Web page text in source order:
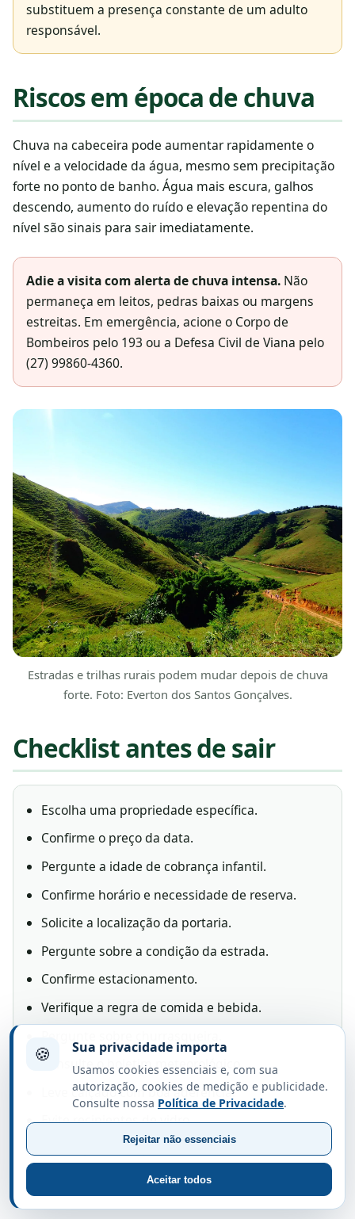
substituem a presença constante de um adulto
responsável.
Riscos em época de chuva
Chuva na cabeceira pode aumentar rapidamente o
nível e a velocidade da água, mesmo sem precipitação
forte no ponto de banho. Água mais escura, galhos
descendo, aumento do ruído e elevação repentina do
nível são sinais para sair imediatamente.
Adie a visita com alerta de chuva intensa. Não
permaneça em leitos, pedras baixas ou margens
estreitas. Em emergência, acione o Corpo de
Bombeiros pelo 193 ou a Defesa Civil de Viana pelo
(27) 99860-4360.
Estradas e trilhas rurais podem mudar depois de chuva
forte. Foto: Everton dos Santos Gonçalves.
Checklist antes de sair
Escolha uma propriedade específica.
Confirme o preço da data.
Pergunte a idade de cobrança infantil.
Confirme horário e necessidade de reserva.
Solicite a localização da portaria.
Pergunte sobre a condição da estrada.
Confirme estacionamento.
Verifique a regra de comida e bebida.
Consulte o boletim meteorológico.
Leve calçado com boa aderência.
Evite recipientes de vidro.
Leve repelente e protetor solar.
Retorne antes de escurecer.
🍪 Sua privacidade importa
Usamos cookies essenciais e, com sua
autorização, cookies de medição e publicidade.
Consulte nossa Política de Privacidade.
Aceitar todos
Rejeitar não essenciais